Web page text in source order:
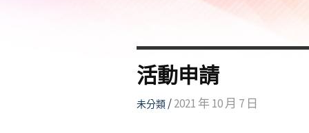
活動申請
未分類/2021 年 10 月 7 日